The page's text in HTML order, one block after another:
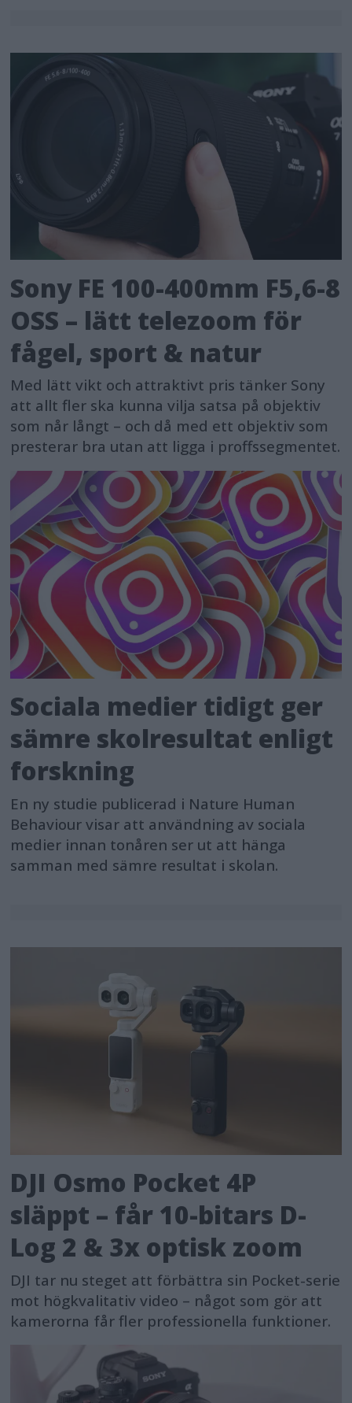
Sony FE 100-400mm F5,6-8
OSS – lätt telezoom för
fågel, sport & natur
Med lätt vikt och attraktivt pris tänker Sony
att allt fler ska kunna vilja satsa på objektiv
som når långt – och då med ett objektiv som
presterar bra utan att ligga i proffssegmentet.
Sociala medier tidigt ger
sämre skolresultat enligt
forskning
En ny studie publicerad i Nature Human
Behaviour visar att användning av sociala
medier innan tonåren ser ut att hänga
samman med sämre resultat i skolan.
DJI Osmo Pocket 4P
släppt – får 10-bitars D-
Log 2 & 3x optisk zoom
DJI tar nu steget att förbättra sin Pocket-serie
mot högkvalitativ video – något som gör att
kamerorna får fler professionella funktioner.